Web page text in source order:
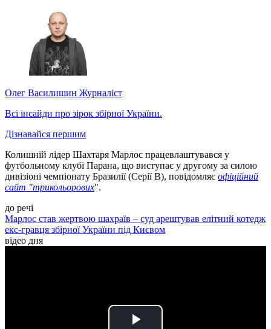
Олег Василишин Журналіст
Всі інсайди про зірок збірної України.
Дізнавайся першим
Колишній лідер Шахтаря Марлос працевлаштувався у
футбольному клубі Парана, що виступає у другому за силою
дивізіоні чемпіонату Бразилії (Серії В), повідомляє офіційний
сайт "трикольорових".
до речі
Марлос став жертвою шахраїв – суд арештував елітний котедж
екс-гравця збірної України під Києвом
відео дня